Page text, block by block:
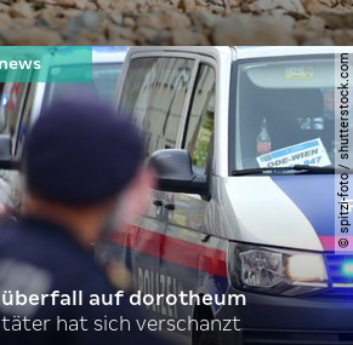
© spitzi-foto / shutterstock.com
überfall auf dorotheum
täter hat sich verschanzt